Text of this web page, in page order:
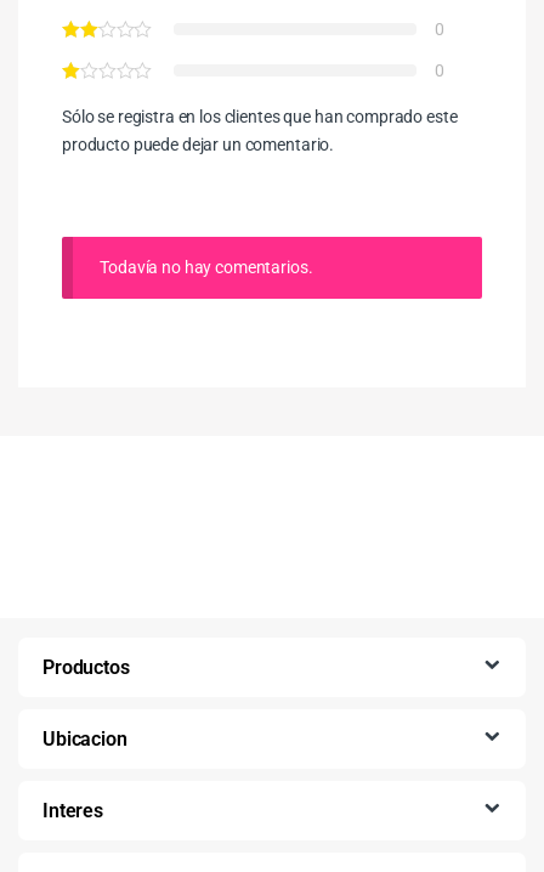
0
0
Sólo se registra en los clientes que han comprado este
producto puede dejar un comentario.
Todavía no hay comentarios.
Productos
Ubicacion
Interes